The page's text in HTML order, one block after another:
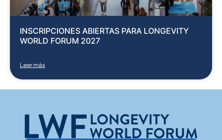
INSCRIPCIONES ABIERTAS PARA LONGEVITY
WORLD FORUM 2027
Leer más